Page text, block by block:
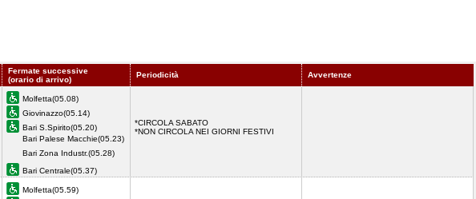
Fermate successive
(orario di arrivo)
Periodicità Avvertenze
Molfetta(05.08)
Giovinazzo(05.14)
Bari S.Spirito(05.20)
Bari Palese Macchie(05.23)
Bari Zona Industr.(05.28)
Bari Centrale(05.37)
*CIRCOLA SABATO
*NON CIRCOLA NEI GIORNI FESTIVI
Molfetta(05.59)